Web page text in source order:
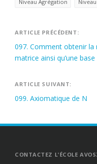
Niveau Agrégation
Navigation
de
ARTICLE PRÉCÉDENT:
097. Comment obtenir la
matrice ainsi qu’une
ARTICLE SUIVANT:
099. Axiomatique de N
CONTACTEZ L'ÉCOLE